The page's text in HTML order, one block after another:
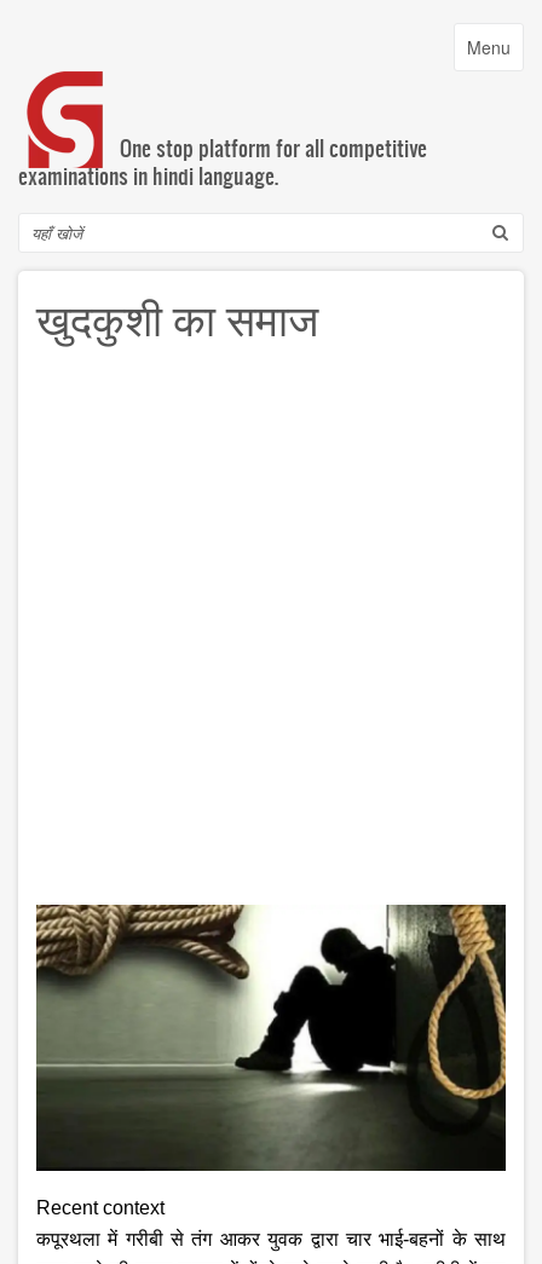
content
Toggle
Menu
One stop platform for all competitive
examinations in hindi language.
Search
खुदकुशी का समाज
Recent context
कपूरथला में गरीबी से तंग आकर युवक द्वारा चार भाई-बहनों के साथ